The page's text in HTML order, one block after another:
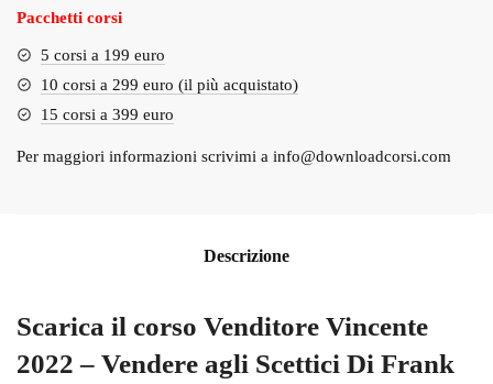
Pacchetti corsi
5 corsi a 199 euro
10 corsi a 299 euro (il più acquistato)
15 corsi a 399 euro
Per maggiori informazioni scrivimi a info@downloadcorsi.com
Descrizione
Scarica il corso Venditore Vincente
2022 – Vendere agli Scettici Di Frank